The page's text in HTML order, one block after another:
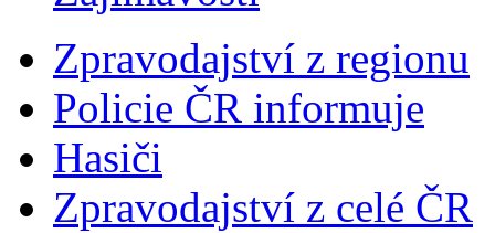
Zpravodajství z regionu
Policie ČR informuje
Hasiči
Zpravodajství z celé ČR